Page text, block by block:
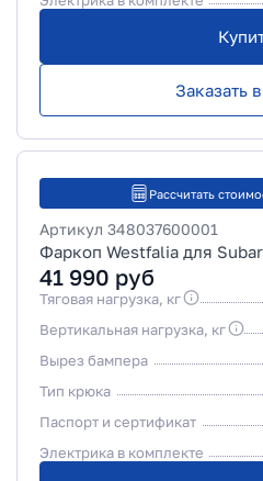
Заказать
Рассчитать
Артикул 348037600001
Фаркоп Westfalia для
41 990 руб
Тяговая нагрузка, кг
Вертикальная нагрузка, кг
Вырез бампера
Тип крюка
Паспорт и сертификат
Электрика в комплекте